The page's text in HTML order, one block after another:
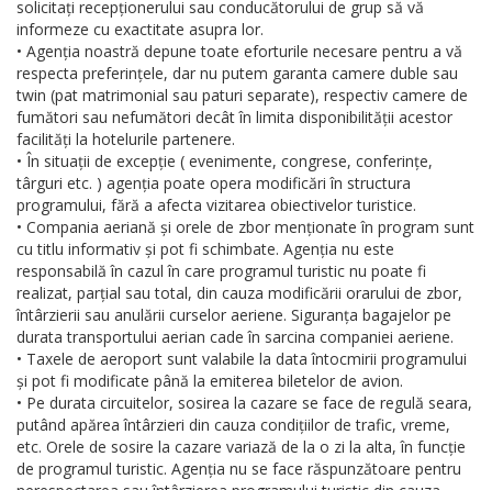
solicitați recepționerului sau conducătorului de grup să vă
informeze cu exactitate asupra lor.
• Agenția noastră depune toate eforturile necesare pentru a vă
respecta preferințele, dar nu putem garanta camere duble sau
twin (pat matrimonial sau paturi separate), respectiv camere de
fumători sau nefumători decât în limita disponibilității acestor
facilități la hotelurile partenere.
• În situații de excepție ( evenimente, congrese, conferințe,
târguri etc. ) agenția poate opera modificări în structura
programului, fără a afecta vizitarea obiectivelor turistice.
• Compania aeriană și orele de zbor menționate în program sunt
cu titlu informativ și pot fi schimbate. Agenția nu este
responsabilă în cazul în care programul turistic nu poate fi
realizat, parțial sau total, din cauza modificării orarului de zbor,
întârzierii sau anulării curselor aeriene. Siguranța bagajelor pe
durata transportului aerian cade în sarcina companiei aeriene.
• Taxele de aeroport sunt valabile la data întocmirii programului
și pot fi modificate până la emiterea biletelor de avion.
• Pe durata circuitelor, sosirea la cazare se face de regulă seara,
putând apărea întârzieri din cauza condițiilor de trafic, vreme,
etc. Orele de sosire la cazare variază de la o zi la alta, în funcție
de programul turistic. Agenția nu se face răspunzătoare pentru